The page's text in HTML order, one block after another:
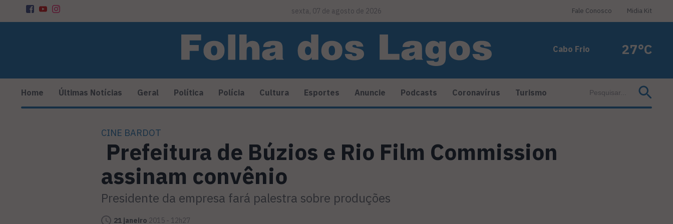
sexta, 07 de agosto de 2026 Fale Conosco Midia Kit
Cabo Frio 27°C
Home Últimas Notícias Geral Política Polícia Cultura Esportes Anuncie Podcasts Coronavírus Turismo
CINE BARDOT
Prefeitura de Búzios e Rio Film Commission
assinam convênio
Presidente da empresa fará palestra sobre produções
21 janeiro 2015 - 12h27